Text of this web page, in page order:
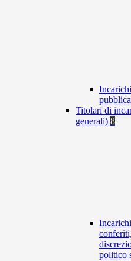
Titolari di
generali) 8
politico